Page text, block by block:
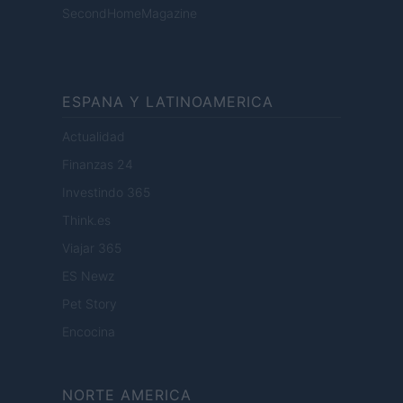
SecondHomeMagazine
ESPANA Y LATINOAMERICA
Actualidad
Finanzas 24
Investindo 365
Think.es
Viajar 365
ES Newz
Pet Story
Encocina
NORTE AMERICA